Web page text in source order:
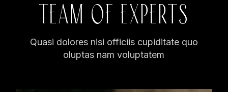
TEAM OF EXPERTS
Quasi dolores nisi officiis cupiditate quo
oluptas nam voluptatem